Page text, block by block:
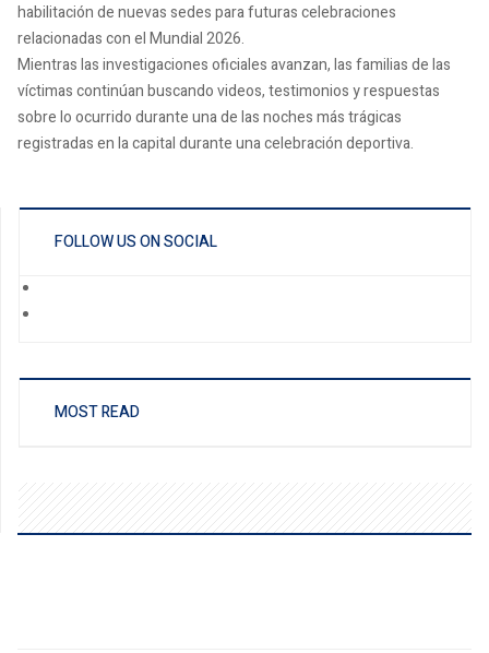
habilitación de nuevas sedes para futuras celebraciones
relacionadas con el Mundial 2026.
Mientras las investigaciones oficiales avanzan, las familias de las
víctimas continúan buscando videos, testimonios y respuestas
sobre lo ocurrido durante una de las noches más trágicas
registradas en la capital durante una celebración deportiva.
FOLLOW US ON SOCIAL
MOST READ